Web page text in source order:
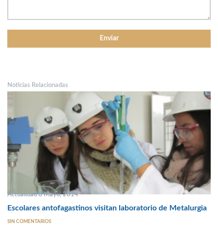
Noticias Relacionadas
Actualidad 8 Mayo, 2014
Escolares antofagastinos visitan laboratorio de Metalurgia
SIN COMENTARIOS